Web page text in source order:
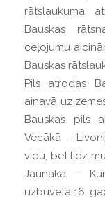
rātslaukuma
Bauskas
ceļojumu
Bauskas
Pils atrodas
ainavā uz
Bauskas pils
Vecākā –
vidū, bet līdz
Jaunākā –
uzbūvēta 16.